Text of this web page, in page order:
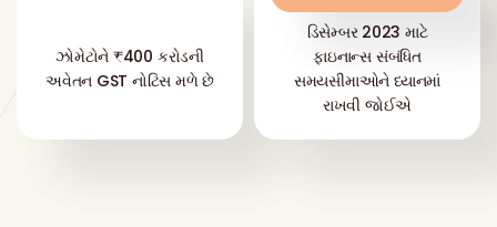
ઝોમેટોને ₹400 કરોડની
અવેતન GST નોટિસ મળે છે
ડિસેમ્બર 2023 માટે
ફાઇનાન્સ સંબંધિત
સમયસીમાઓને ધ્યાનમાં
રાખવી જોઈએ